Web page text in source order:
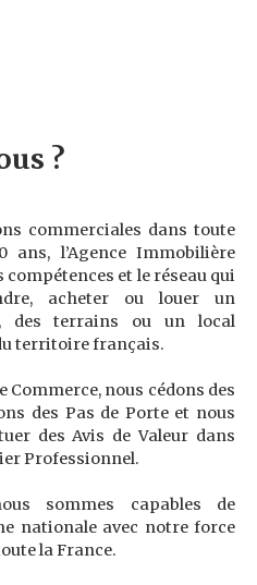
?
commerciales dans toute
l’Agence Immobilière
compétences et le réseau qui
acheter ou louer un
des terrains ou un local
territoire français.
Commerce, nous cédons des
des Pas de Porte et nous
des Avis de Valeur dans
Professionnel.
sommes capables de
nationale avec notre force
la France.